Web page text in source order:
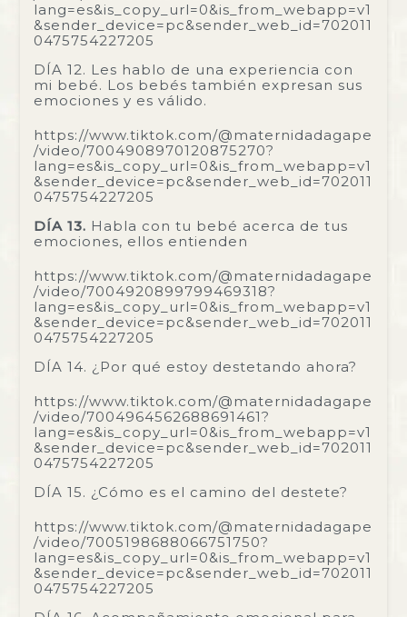
lang=es&is_copy_url=0&is_from_webapp=v1
&sender_device=pc&sender_web_id=702011
0475754227205
DÍA 12. Les hablo de una experiencia con
mi bebé. Los bebés también expresan sus
emociones y es válido.
https://www.tiktok.com/@maternidadagape
/video/7004908970120875270?
lang=es&is_copy_url=0&is_from_webapp=v1
&sender_device=pc&sender_web_id=702011
0475754227205
DÍA 13. Habla con tu bebé acerca de tus
emociones, ellos entienden
https://www.tiktok.com/@maternidadagape
/video/7004920899799469318?
lang=es&is_copy_url=0&is_from_webapp=v1
&sender_device=pc&sender_web_id=702011
0475754227205
DÍA 14. ¿Por qué estoy destetando ahora?
https://www.tiktok.com/@maternidadagape
/video/7004964562688691461?
lang=es&is_copy_url=0&is_from_webapp=v1
&sender_device=pc&sender_web_id=702011
0475754227205
DÍA 15. ¿Cómo es el camino del destete?
https://www.tiktok.com/@maternidadagape
/video/7005198688066751750?
lang=es&is_copy_url=0&is_from_webapp=v1
&sender_device=pc&sender_web_id=702011
0475754227205